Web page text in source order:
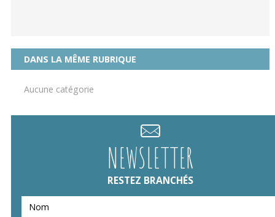
DANS LA MÊME RUBRIQUE
Aucune catégorie
NEWSLETTER
RESTEZ BRANCHÉS